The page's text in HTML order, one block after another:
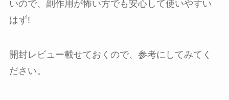
いので、副作用が怖い方でも安心して使いやすい
はず!
開封レビュー載せておくので、参考にしてみてく
ださい。